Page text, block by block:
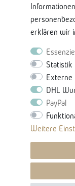
Glossar-
erklären wir
Statistik
Externe
DHL
PayPal
Weitere